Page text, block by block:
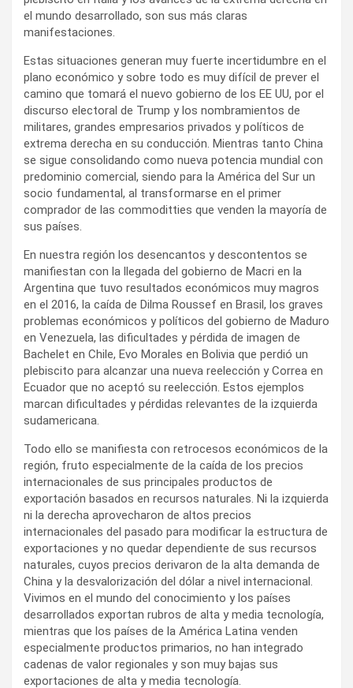
el mundo desarrollado, son sus más claras
manifestaciones.
Estas situaciones generan muy fuerte incertidumbre en el
plano económico y sobre todo es muy difícil de prever el
camino que tomará el nuevo gobierno de los EE UU, por el
discurso electoral de Trump y los nombramientos de
militares, grandes empresarios privados y políticos de
extrema derecha en su conducción. Mientras tanto China
se sigue consolidando como nueva potencia mundial con
predominio comercial, siendo para la América del Sur un
socio fundamental, al transformarse en el primer
comprador de las commoditties que venden la mayoría de
sus países.
En nuestra región los desencantos y descontentos se
manifiestan con la llegada del gobierno de Macri en la
Argentina que tuvo resultados económicos muy magros
en el 2016, la caída de Dilma Roussef en Brasil, los graves
problemas económicos y políticos del gobierno de Maduro
en Venezuela, las dificultades y pérdida de imagen de
Bachelet en Chile, Evo Morales en Bolivia que perdió un
plebiscito para alcanzar una nueva reelección y Correa en
Ecuador que no aceptó su reelección. Estos ejemplos
marcan dificultades y pérdidas relevantes de la izquierda
sudamericana.
Todo ello se manifiesta con retrocesos económicos de la
región, fruto especialmente de la caída de los precios
internacionales de sus principales productos de
exportación basados en recursos naturales. Ni la izquierda
ni la derecha aprovecharon de altos precios
internacionales del pasado para modificar la estructura de
exportaciones y no quedar dependiente de sus recursos
naturales, cuyos precios derivaron de la alta demanda de
China y la desvalorización del dólar a nivel internacional.
Vivimos en el mundo del conocimiento y los países
desarrollados exportan rubros de alta y media tecnología,
mientras que los países de la América Latina venden
especialmente productos primarios, no han integrado
cadenas de valor regionales y son muy bajas sus
exportaciones de alta y media tecnología.